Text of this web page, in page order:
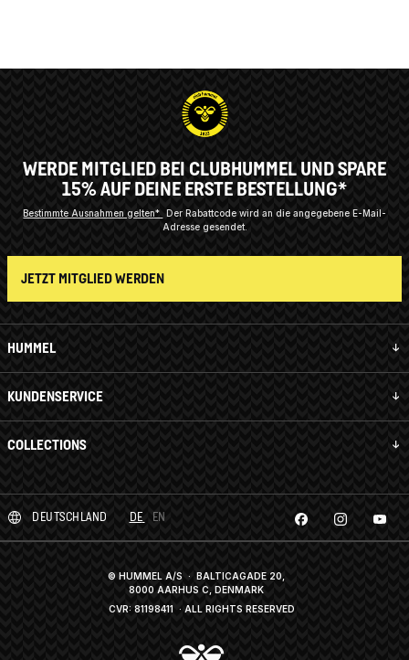
HUMMEL
KUNDENSERVICE
COLLECTIONS
WERDE MITGLIED BEI CLUBHUMMEL UND SPARE
15% AUF DEINE ERSTE BESTELLUNG*
Bestimmte Ausnahmen gelten*
Der Rabattcode wird an die angegebene E-Mail-
Adresse gesendet.
JETZT MITGLIED WERDEN
DEUTSCHLAND DE EN
© HUMMEL A/S · BALTICAGADE 20,
8000 AARHUS C, DENMARK
CVR: 81198411
· ALL RIGHTS RESERVED